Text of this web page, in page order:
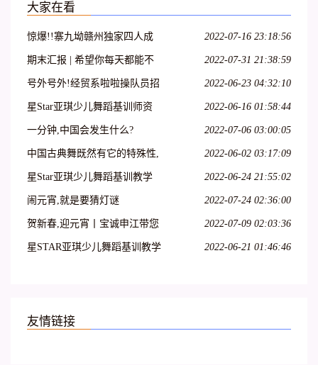
大家在看
惊爆!!寨九坳赣州独家四人成
团天天发!!!
2022-07-16 23:18:56
期末汇报 | 希望你每天都能不
愧芳华地起舞
2022-07-31 21:38:59
号外号外!经贸系啦啦操队员招
募开始啦!
2022-06-23 04:32:10
星Star亚琪少儿舞蹈基训师资
班在吕梁爱艺开课啦!
2022-06-16 01:58:44
一分钟,中国会发生什么? 2022-07-06 03:00:05
中国古典舞既然有它的特殊性,
那么,古典舞演员就必须具备表
2022-06-02 03:17:09
星Star亚琪少儿舞蹈基训教学
法师资班第二十七期—呼和浩
2022-06-24 21:55:02
闹元宵,就是要猜灯谜 2022-07-24 02:36:00
贺新春,迎元宵丨宝诚申江带您
一起猜灯谜
2022-07-09 02:03:36
星STAR亚琪少儿舞蹈基训教学
2022-06-21 01:46:46
友情链接